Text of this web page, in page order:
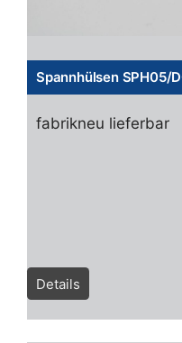
Spannhülsen SPH05/
fabrikneu lieferbar
Details